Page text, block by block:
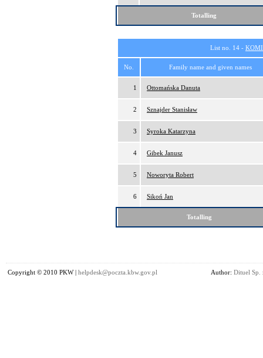
Totalling
List no. 14 -
No. Family name and given names
1 Ottomańska Danuta
2 Sznajder Stanisław
3 Syroka Katarzyna
4 Gibek Janusz
5 Noworyta Robert
6 Sikoń Jan
Totalling
Copyright © 2010 PKW | helpdesk@poczta.kbw.gov.pl Author: Dituel Sp.